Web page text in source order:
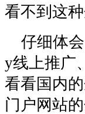
看不到这
仔细体会
y线上推广
看看国内
门户网站